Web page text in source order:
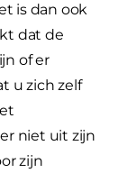
is dan ook
dat de
of er
u zich zelf
niet uit zijn
zijn